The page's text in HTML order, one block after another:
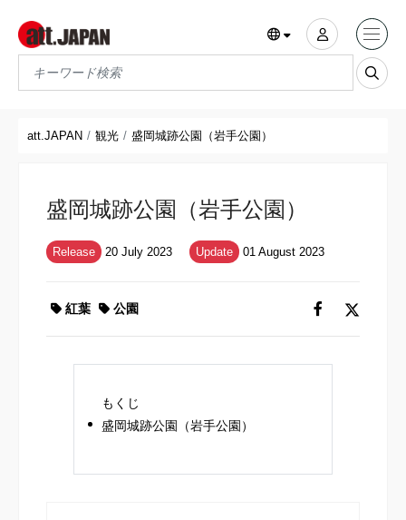
Translations title cont
att.JAPAN 観光 盛岡城跡公園（岩手公園）
盛岡城跡公園（岩手公園）
Release 20 July 2023 Update 01 August 2023
紅葉 公園
もくじ
盛岡城跡公園（岩手公園）